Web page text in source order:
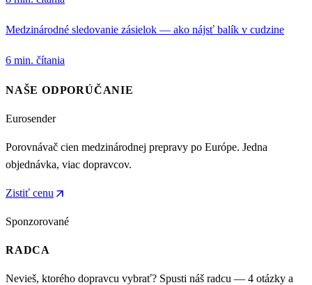
Medzinárodné sledovanie zásielok — ako nájsť balík v cudzine
6 min. čítania
NAŠE ODPORÚČANIE
Eurosender
Porovnávač cien medzinárodnej prepravy po Európe. Jedna
objednávka, viac dopravcov.
Zistiť cenu arrow_outward
Sponzorované
RADCA
Nevieš, ktorého dopravcu vybrať? Spusti náš radcu — 4 otázky a